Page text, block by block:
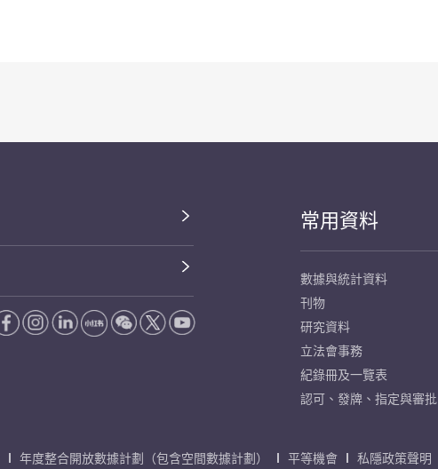
常用資料
數據與統計資料
刊物
研究資料
立法會事務
紀錄冊及一覽表
認可、發牌、指定與審批
年度整合開放數據計劃（包含空間數據計劃） 平等機會 私隱政策聲明